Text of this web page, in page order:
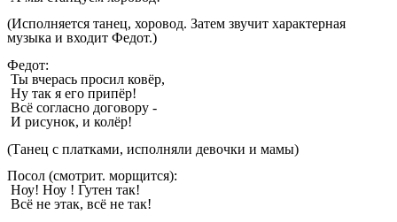
(Исполняется танец, хоровод. Затем звучит характерная
музыка и входит Федот.)
Федот:
Ты вчерась просил ковёр,
Ну так я его припёр!
Всё согласно договору -
И рисунок, и колёр!
(Танец с платками, исполняли девочки и мамы)
Посол (смотрит. морщится):
Ноу! Ноу ! Гутен так!
Всё не этак, всё не так!